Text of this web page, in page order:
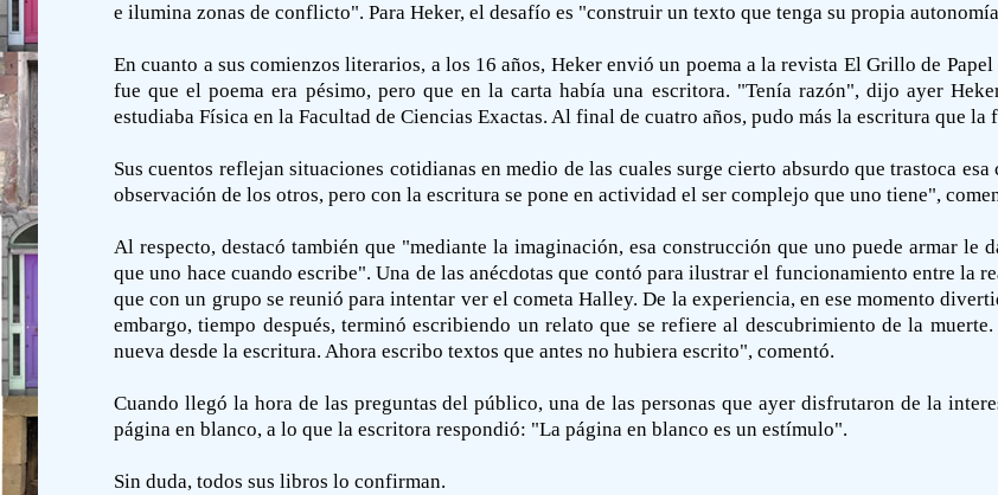
e ilumina zonas de conflicto". Para Heker, el desafío es "construir un texto que tenga su propia
En cuanto a sus comienzos literarios, a los 16 años, Heker envió un poema a la revista El Grillo de
fue que el poema era pésimo, pero que en la carta había una escritora. "Tenía razón", dijo ayer
estudiaba Física en la Facultad de Ciencias Exactas. Al final de cuatro años, pudo más la escritura que la
Sus cuentos reflejan situaciones cotidianas en medio de las cuales surge cierto absurdo que trastoca
observación de los otros, pero con la escritura se pone en actividad el ser complejo que uno tiene",
Al respecto, destacó también que "mediante la imaginación, esa construcción que uno puede armar le
que uno hace cuando escribe". Una de las anécdotas que contó para ilustrar el funcionamiento entre la
que con un grupo se reunió para intentar ver el cometa Halley. De la experiencia, en ese momento
embargo, tiempo después, terminó escribiendo un relato que se refiere al descubrimiento de la
nueva desde la escritura. Ahora escribo textos que antes no hubiera escrito", comentó.
Cuando llegó la hora de las preguntas del público, una de las personas que ayer disfrutaron de la
página en blanco, a lo que la escritora respondió: "La página en blanco es un estímulo".
Sin duda, todos sus libros lo confirman.